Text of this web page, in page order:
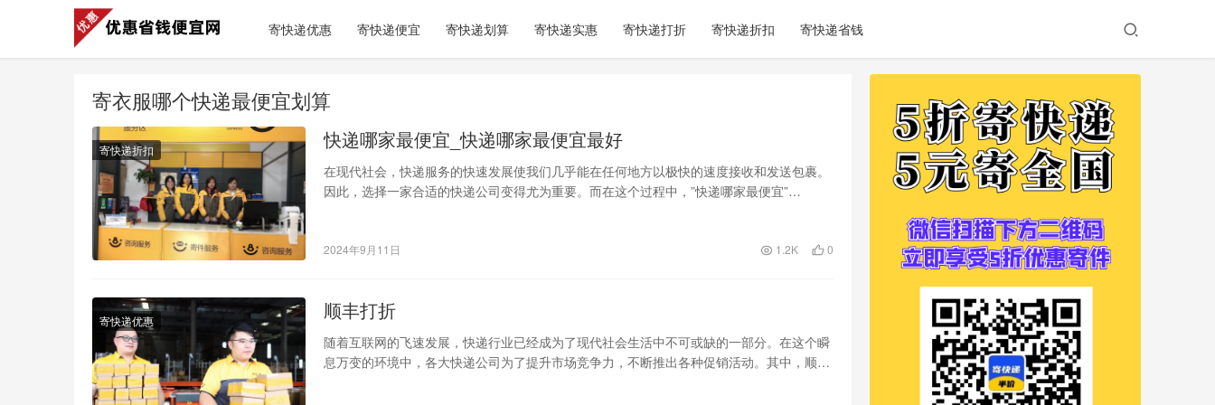
寄快递优惠 寄快递便宜 寄快递划算 寄快递实惠 寄快递打折 寄快递折扣 寄快递省钱
寄衣服哪个快递最便宜划算
寄快递折扣 快递哪家最便宜_快递哪家最便宜最好
在现代社会，快递服务的快速发展使我们几乎能在任何地方以极快的速度接收和发送包裹。
因此，选择一家合适的快递公司变得尤为重要。而在这个过程中，”快递哪家最便宜”…
2024年9月11日 1.2K 0
寄快递优惠 顺丰打折
随着互联网的飞速发展，快递行业已经成为了现代社会生活中不可或缺的一部分。在这个瞬
息万变的环境中，各大快递公司为了提升市场竞争力，不断推出各种促销活动。其中，顺丰